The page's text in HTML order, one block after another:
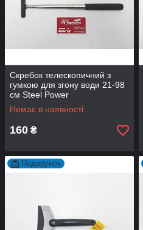
Скребок телескопичний з
гумкою для згону води 21-98
см Steel Power
Немає в наявності
160 ₴
Подарунок